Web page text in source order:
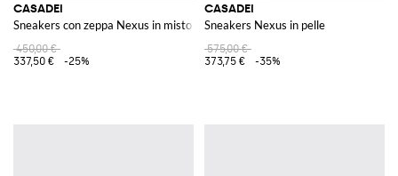
CASADEI
Sneakers con zeppa Nexus in misto poliuretano intrecciato
450,00 €
337,50 €
-25%
CASADEI
Sneakers Nexus in pelle
575,00 €
373,75 €
-35%